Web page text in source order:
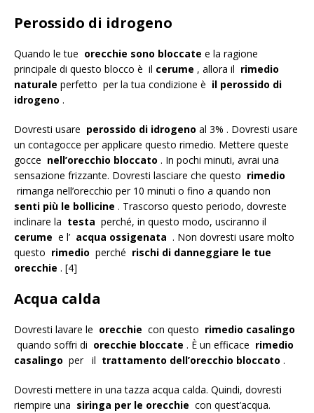
Perossido di idrogeno
Quando le tue orecchie sono bloccate e la ragione
principale di questo blocco è il cerume , allora il rimedio
naturale perfetto per la tua condizione è il perossido di
idrogeno .
Dovresti usare perossido di idrogeno al 3% . Dovresti usare
un contagocce per applicare questo rimedio. Mettere queste
gocce nell’orecchio bloccato . In pochi minuti, avrai una
sensazione frizzante. Dovresti lasciare che questo rimedio
rimanga nell’orecchio per 10 minuti o fino a quando non
senti più le bollicine . Trascorso questo periodo, dovreste
inclinare la testa perché, in questo modo, usciranno il
cerume e l’ acqua ossigenata . Non dovresti usare molto
questo rimedio perché rischi di danneggiare le tue
orecchie . [4]
Acqua calda
Dovresti lavare le orecchie con questo rimedio casalingo
quando soffri di orecchie bloccate . È un efficace rimedio
casalingo per il trattamento dell’orecchio bloccato .
Dovresti mettere in una tazza acqua calda. Quindi, dovresti
riempire una siringa per le orecchie con quest’acqua.